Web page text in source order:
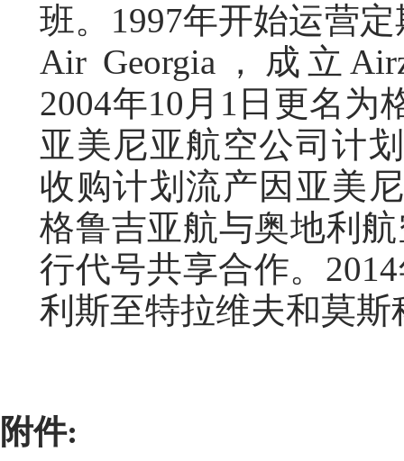
班。1997年开始运营
Air Georgia，成立
2004年10月1日更名为
亚美尼亚航空公司计
收购计划流产因亚美
格鲁吉亚航与奥地利
行代号共享合作。
利斯至特拉维夫和莫斯
附件: